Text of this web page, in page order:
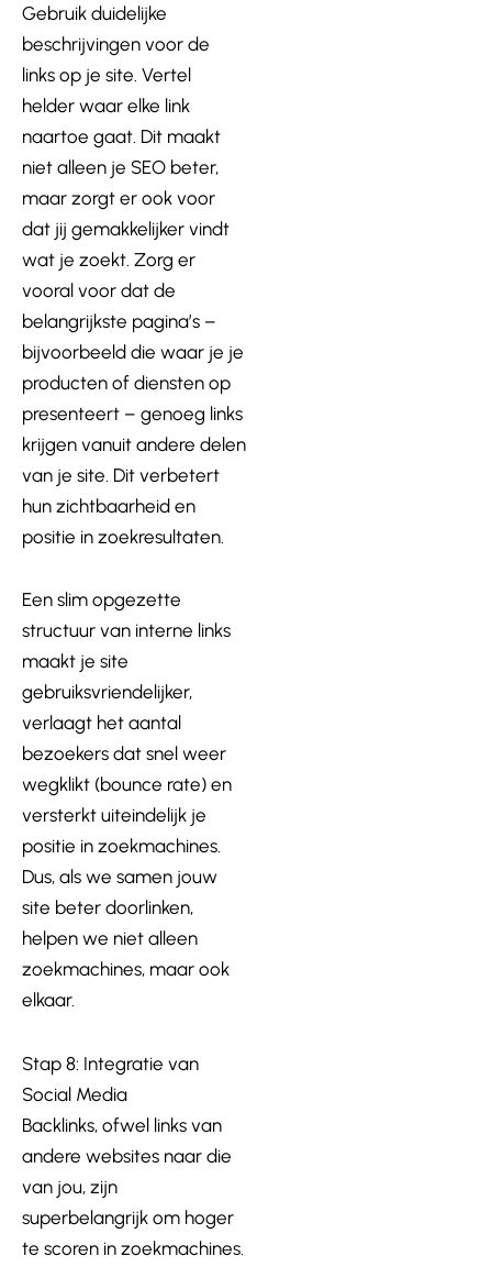
Gebruik duidelijke
beschrijvingen voor de
links op je site. Vertel
helder waar elke link
naartoe gaat. Dit maakt
niet alleen je SEO beter,
maar zorgt er ook voor
dat jij gemakkelijker vindt
wat je zoekt. Zorg er
vooral voor dat de
belangrijkste pagina’s –
bijvoorbeeld die waar je je
producten of diensten op
presenteert – genoeg links
krijgen vanuit andere delen
van je site. Dit verbetert
hun zichtbaarheid en
positie in zoekresultaten.
Een slim opgezette
structuur van interne links
maakt je site
gebruiksvriendelijker,
verlaagt het aantal
bezoekers dat snel weer
wegklikt (bounce rate) en
versterkt uiteindelijk je
positie in zoekmachines.
Dus, als we samen jouw
site beter doorlinken,
helpen we niet alleen
zoekmachines, maar ook
elkaar.
Stap 8: Integratie van
Social Media
Backlinks, ofwel links van
andere websites naar die
van jou, zijn
superbelangrijk om hoger
te scoren in zoekmachines.